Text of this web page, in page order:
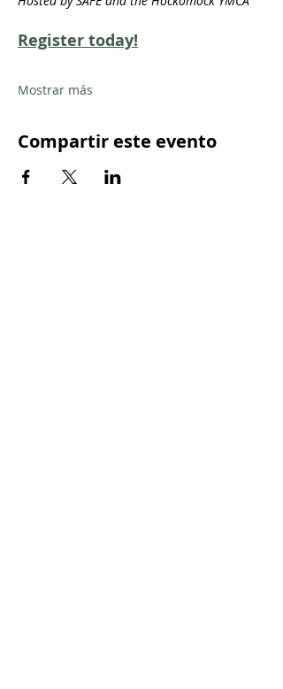
Register today!
Mostrar más
Compartir este evento